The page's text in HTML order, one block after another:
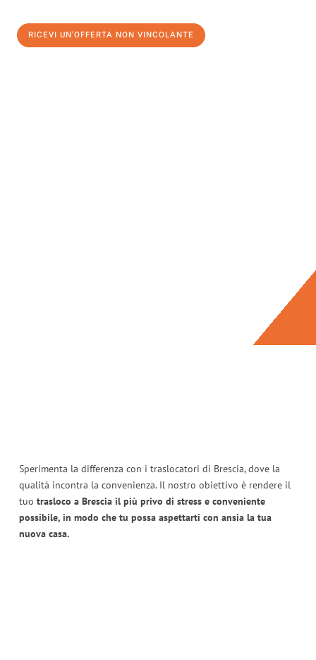
RICEVI UN'OFFERTA NON VINCOLANTE
Sperimenta la differenza con i traslocatori di Brescia, dove la
qualità incontra la convenienza. Il nostro obiettivo è rendere il
tuo trasloco a Brescia il più privo di stress e conveniente
possibile, in modo che tu possa aspettarti con ansia la tua
nuova casa.